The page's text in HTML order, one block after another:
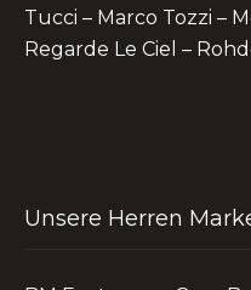
Tucci – Marco Tozzi –
Regarde Le Ciel –
Unsere Herren